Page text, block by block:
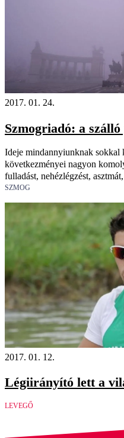
2017. 01. 24.
Szmogriadó: a
Ideje mindannyiunknak sokkal
következményei nagyon
fulladást, nehézlégzést,
SZMOG
2017. 01. 12.
Légiirányító lett a
LEVEGŐ